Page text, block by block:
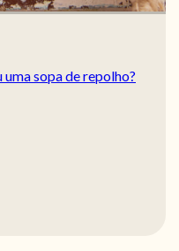
sopa de repolho?